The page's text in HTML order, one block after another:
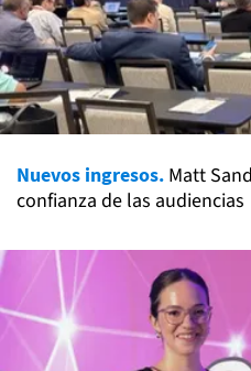
Nuevos ingresos. Matt
confianza de las audiencias